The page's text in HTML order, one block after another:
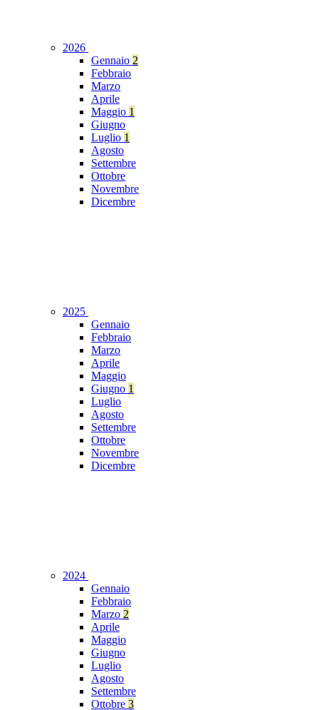
2026
Gennaio 2
Febbraio
Marzo
Aprile
Maggio 1
Giugno
Luglio 1
Agosto
Settembre
Ottobre
Novembre
Dicembre
2025
Gennaio
Febbraio
Marzo
Aprile
Maggio
Giugno 1
Luglio
Agosto
Settembre
Ottobre
Novembre
Dicembre
2024
Gennaio
Febbraio
Marzo 2
Aprile
Maggio
Giugno
Luglio
Agosto
Settembre
Ottobre 3